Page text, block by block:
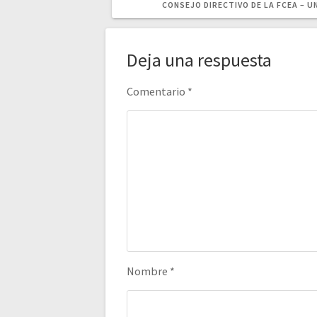
CONSEJO DIRECTIVO DE LA FCEA –
Deja una respuesta
Comentario *
Nombre *